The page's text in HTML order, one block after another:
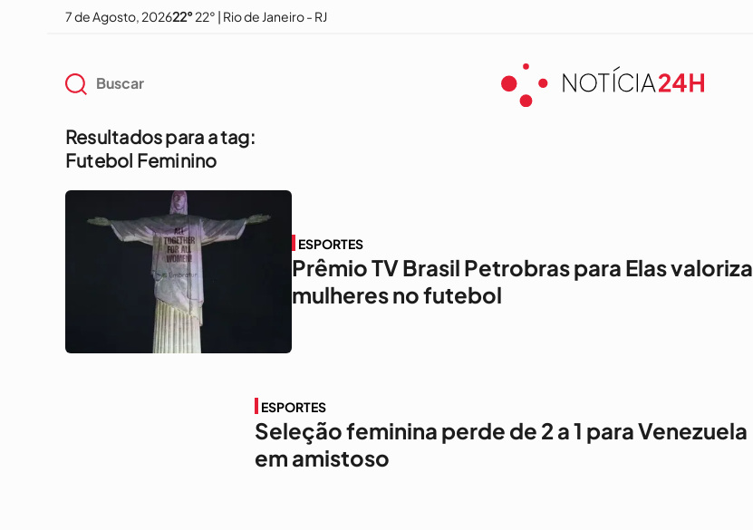
7 de Agosto, 202622°22° | Rio de Janeiro - RJ
Resultados para a tag:
Futebol Feminino
ESPORTES
Prêmio TV Brasil Petrobras para Elas valoriza
mulheres no futebol
ESPORTES
Seleção feminina perde de 2 a 1 para Venezuela
em amistoso